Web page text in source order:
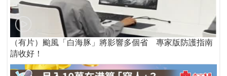
（有片）颱風「白海豚」將影響多個省 專家版防護指南
請收好！